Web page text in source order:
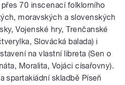
70 inscenací folklorního
moravských a slovenských
Vojenské hry, Trenčanské
Slovácká balada) i
na vlastní libreta (Sen o
Moralita, Vojáci císařovny).
spartakiádní skladbě Píseň